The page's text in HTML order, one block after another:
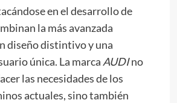
en el desarrollo de
la más avanzada
diseño distintivo y una
única. La marca AUDIno
las necesidades de los
actuales, sino también